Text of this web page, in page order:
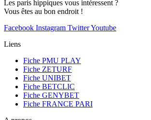
Les paris hippiques vous intéressent ?
Vous êtes au bon endroit !
Facebook Instagram TwitterYoutube
Liens
Fiche PMU PLAY
Fiche ZETURF
Fiche UNIBET
Fiche BETCLIC
Fiche GENYBET
Fiche FRANCE PARI